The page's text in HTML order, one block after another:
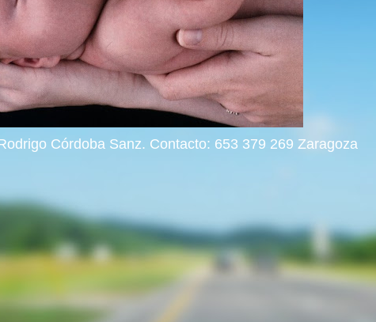
Córdoba Sanz. Contacto: 653 379 269 Zaragoza